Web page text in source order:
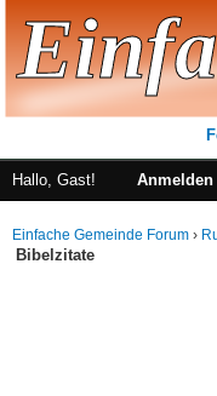
Hallo, Gast! Anmelden
Einfache Gemeinde Forum ›
Bibelzitate